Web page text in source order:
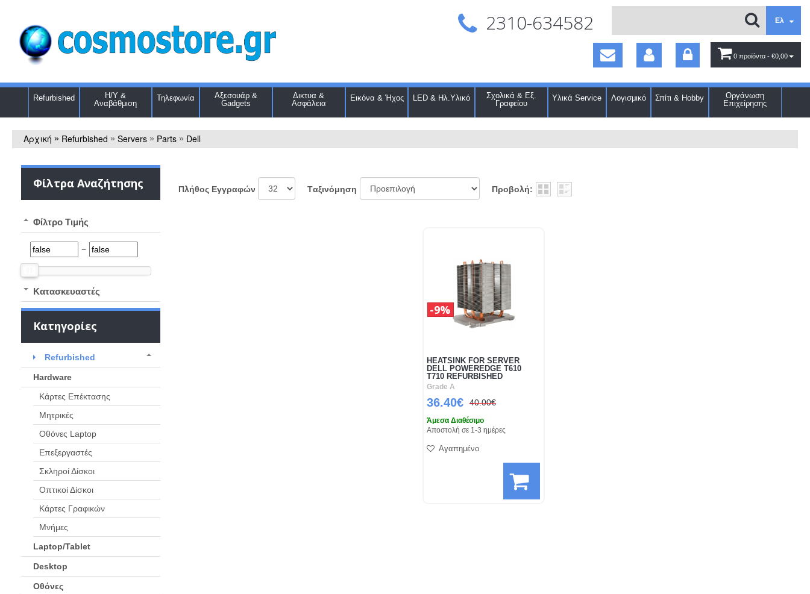
Ελ
2310-634582
0 προϊόντα - €0,00
Refurbished
Η/Υ &
Αναβάθμιση
Τηλεφωνία
Αξεσουάρ &
Gadgets
Δικτυα &
Ασφάλεια
Εικόνα & Ήχος LED & Ηλ.Υλικό
Σχολικά & Εξ.
Γραφείου
Υλικά Service Λογισμικό Σπίτι & Hobby
Οργάνωση
Επιχείρησης
Αρχική » Refurbished » Servers » Parts » Dell
Φίλτρα Αναζήτησης
Φίλτρο Τιμής
−
Kατασκευαστές
Κατηγορίες
Refurbished
Hardware
Κάρτες Επέκτασης
Μητρικές
Οθόνες Laptop
Eπεξεργαστές
Σκληροί Δίσκοι
Οπτικοί Δίσκοι
Κάρτες Γραφικών
Μνήμες
Laptop/Tablet
Desktop
Οθόνες
Πλήθος Εγγραφών Tαξινόμηση Προβολή:
HEATSINK FOR SERVER
DELL POWEREDGE T610
T710 REFURBISHED
Grade A
36.40€ 40.00€
9%
Άμεσα Διαθέσιμο
Αποστολή σε 1-3 ημέρες
Αγαπημένο